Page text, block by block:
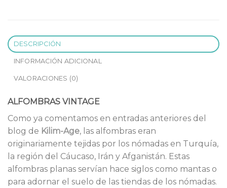
DESCRIPCIÓN
INFORMACIÓN ADICIONAL
VALORACIONES (0)
ALFOMBRAS VINTAGE
Como ya comentamos en entradas anteriores del
blog de Kilim-Age, las alfombras eran
originariamente tejidas por los nómadas en Turquía,
la región del Cáucaso, Irán y Afganistán. Estas
alfombras planas servían hace siglos como mantas o
para adornar el suelo de las tiendas de los nómadas.